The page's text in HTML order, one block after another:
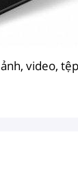
video,